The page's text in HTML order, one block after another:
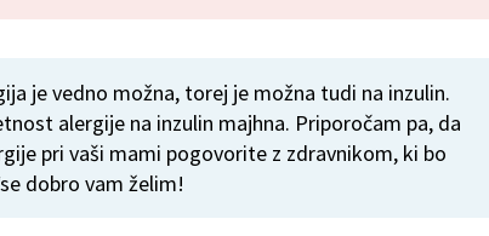
je vedno možna, torej je možna tudi na inzulin.
alergije na inzulin majhna. Priporočam pa, da
pri vaši mami pogovorite z zdravnikom, ki bo
dobro vam želim!